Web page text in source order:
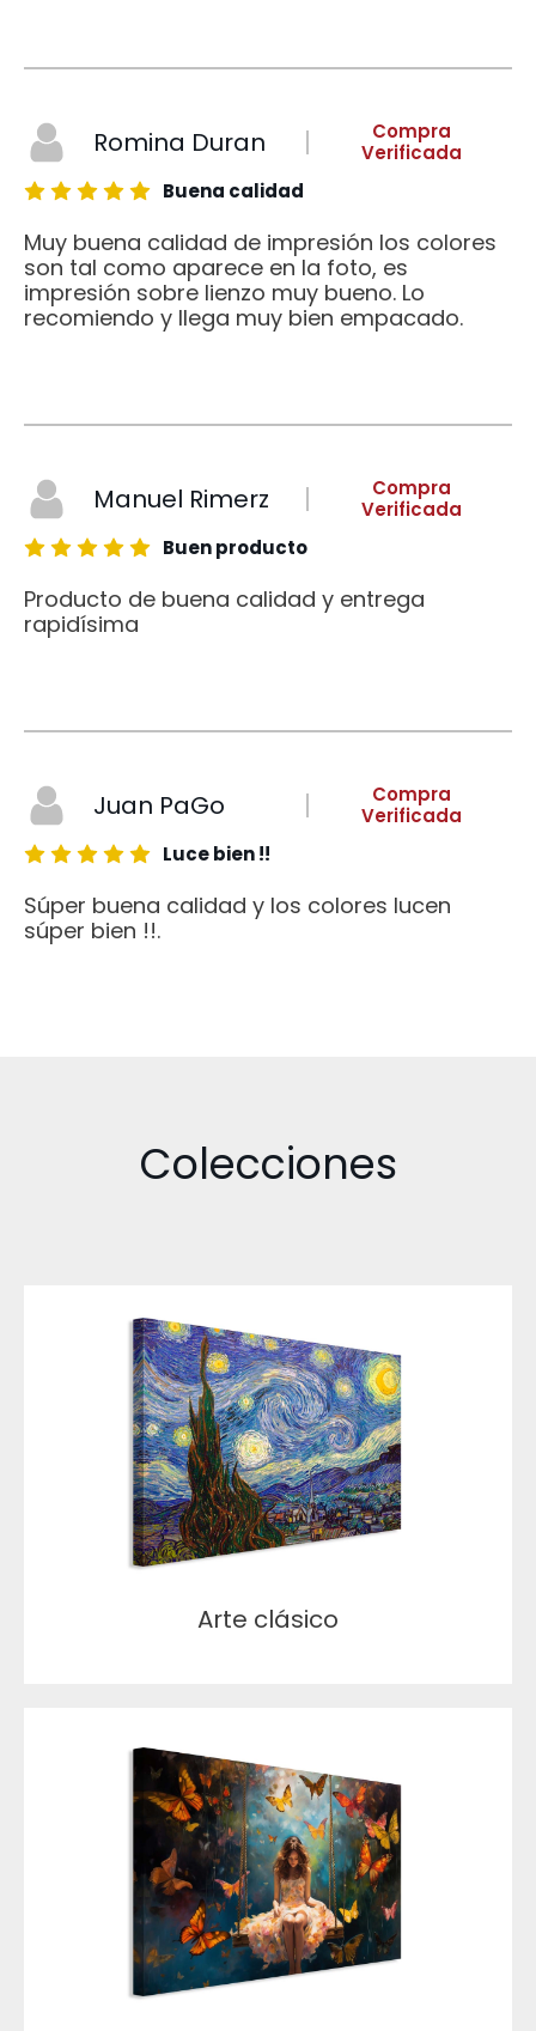
Romina Duran
Compra
Verificada
Buena calidad
Muy buena calidad de impresión los colores
son tal como aparece en la foto, es
impresión sobre lienzo muy bueno. Lo
recomiendo y llega muy bien empacado.
Manuel Rimerz
Compra
Verificada
Buen producto
Producto de buena calidad y entrega
rapidísima
Juan PaGo
Compra
Verificada
Luce bien !!
Súper buena calidad y los colores lucen
súper bien !!.
Colecciones
Arte clásico